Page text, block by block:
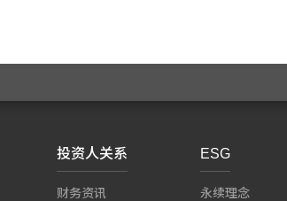
投资人关系
财务资讯
ESG
永续理念